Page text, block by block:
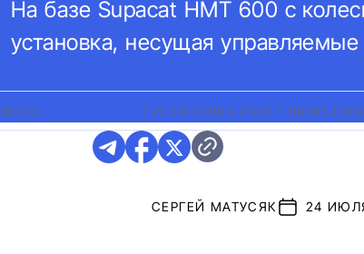
На базе Supacat HMT 600 с
установка, несущая
ФОТО: УСТАНОВКА РЭКЕТ
СЕРГЕЙ МАТУСЯК 24